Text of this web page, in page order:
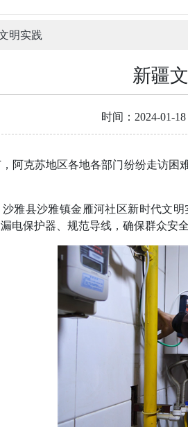
明实践
新疆
时间：2024-01-18
克苏地区各地各部门纷纷走访困
县沙雅镇金雁河社区新时代文明
电保护器、规范导线，确保群众安全